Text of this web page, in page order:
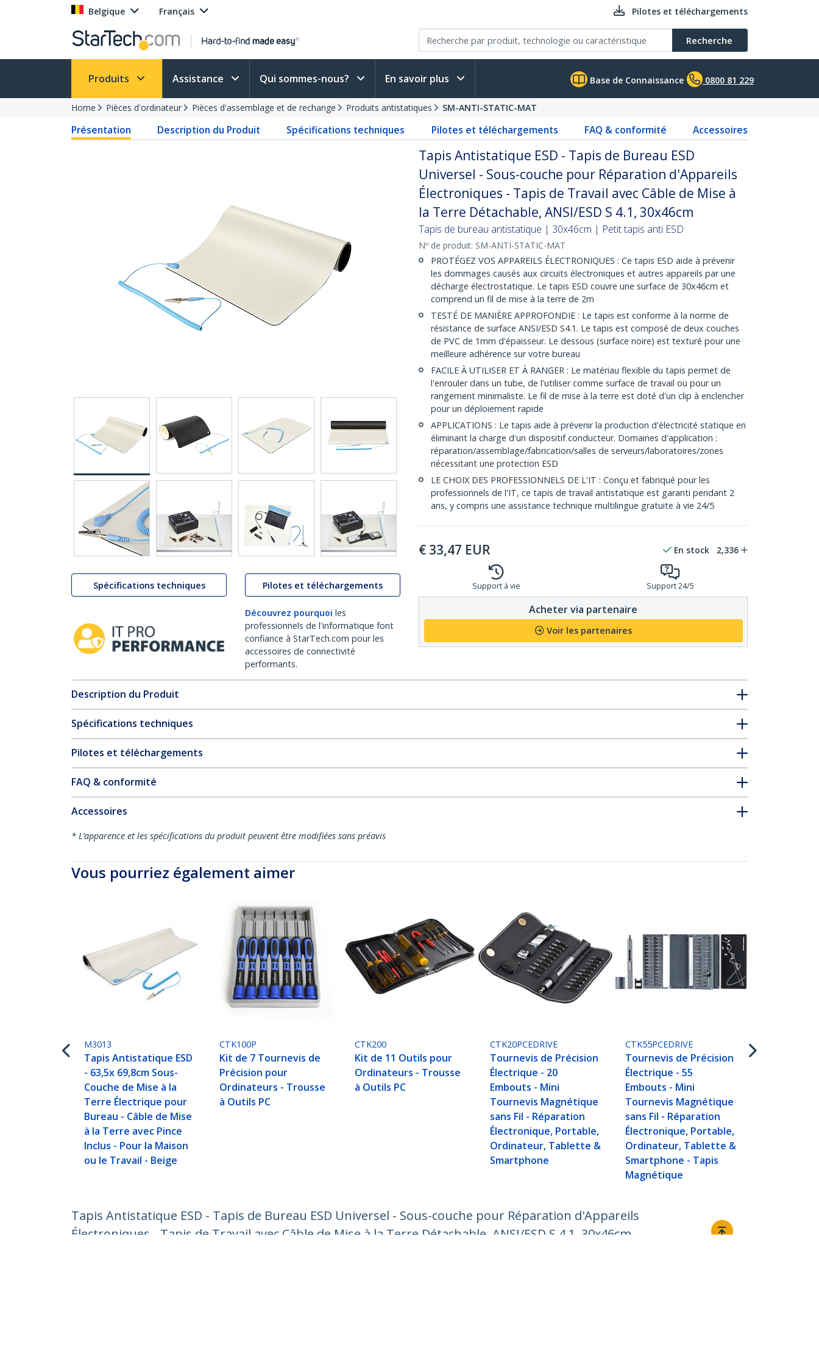
Belgique Français Pilotes et téléchargements
Recherche
Produits Assistance Qui sommes-nous? En savoir plus Base de Connaissance 0800 81 229
Home Pièces d'ordinateur Pièces d'assemblage et de rechange Produits antistatiques SM-ANTI-STATIC-MAT
Présentation Description du Produit Spécifications techniques Pilotes et téléchargements FAQ & conformité Accessoires
Spécifications techniques Pilotes et téléchargements
Découvrez pourquoi les
professionnels de l'informatique font
confiance à StarTech.com pour les
accessoires de connectivité
performants.
Tapis Antistatique ESD - Tapis de Bureau ESD
Universel - Sous-couche pour Réparation d'Appareils
Électroniques - Tapis de Travail avec Câble de Mise à
la Terre Détachable, ANSI/ESD S 4.1, 30x46cm
Tapis de bureau antistatique | 30x46cm | Petit tapis anti ESD
Nº de produit: SM-ANTI-STATIC-MAT
PROTÉGEZ VOS APPAREILS ÉLECTRONIQUES : Ce tapis ESD aide à prévenir
les dommages causés aux circuits électroniques et autres appareils par une
décharge électrostatique. Le tapis ESD couvre une surface de 30x46cm et
comprend un fil de mise à la terre de 2m
TESTÉ DE MANIÈRE APPROFONDIE : Le tapis est conforme à la norme de
résistance de surface ANSI/ESD S4.1. Le tapis est composé de deux couches
de PVC de 1mm d'épaisseur. Le dessous (surface noire) est texturé pour une
meilleure adhérence sur votre bureau
FACILE À UTILISER ET À RANGER : Le matériau flexible du tapis permet de
l'enrouler dans un tube, de l'utiliser comme surface de travail ou pour un
rangement minimaliste. Le fil de mise à la terre est doté d'un clip à enclencher
pour un déploiement rapide
APPLICATIONS : Le tapis aide à prévenir la production d'électricité statique en
éliminant la charge d'un dispositif conducteur. Domaines d'application :
réparation/assemblage/fabrication/salles de serveurs/laboratoires/zones
nécessitant une protection ESD
LE CHOIX DES PROFESSIONNELS DE L'IT : Conçu et fabriqué pour les
professionnels de l'IT, ce tapis de travail antistatique est garanti pendant 2
ans, y compris une assistance technique multilingue gratuite à vie 24/5
€ 33,47 EUR En stock 2,336
Support à vie Support 24/5
Acheter via partenaire
Voir les partenaires
Description du Produit
Spécifications techniques
Pilotes et téléchargements
FAQ & conformité
Accessoires
* L’apparence et les spécifications du produit peuvent être modifiées sans préavis
Vous pourriez également aimer
M3013
Tapis Antistatique ESD
- 63,5x 69,8cm Sous-
Couche de Mise à la
Terre Électrique pour
Bureau - Câble de Mise
à la Terre avec Pince
Inclus - Pour la Maison
ou le Travail - Beige
CTK100P
Kit de 7 Tournevis de
Précision pour
Ordinateurs - Trousse
à Outils PC
CTK200
Kit de 11 Outils pour
Ordinateurs - Trousse
à Outils PC
CTK20PCEDRIVE
Tournevis de Précision
Électrique - 20
Embouts - Mini
Tournevis Magnétique
sans Fil - Réparation
Électronique, Portable,
Ordinateur, Tablette &
Smartphone
CTK55PCEDRIVE
Tournevis de Précision
Électrique - 55
Embouts - Mini
Tournevis Magnétique
sans Fil - Réparation
Électronique, Portable,
Ordinateur, Tablette &
Smartphone - Tapis
Magnétique
Tapis Antistatique ESD - Tapis de Bureau ESD Universel - Sous-couche pour Réparation d'Appareils
Électroniques - Tapis de Travail avec Câble de Mise à la Terre Détachable, ANSI/ESD S 4.1, 30x46cm